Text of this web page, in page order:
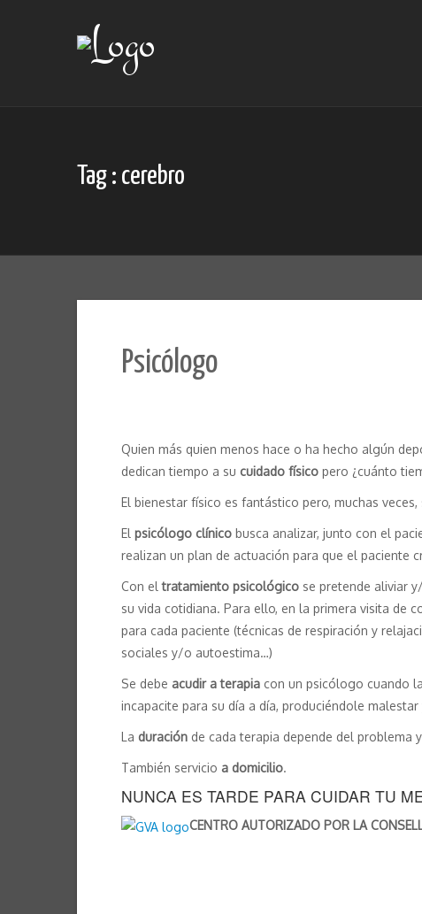
Tag : cerebro
Psicólogo
Quien más quien menos hace o ha hecho algún
dedican tiempo a su cuidado físico pero ¿cuánto
El bienestar físico es fantástico pero, muchas
El psicólogo clínico busca analizar, junto con el
realizan un plan de actuación para que el paciente
Con eltratamiento psicológico se pretende aliviar
su vida cotidiana. Para ello, en la primera visita de
para cada paciente (técnicas de respiración y
sociales y/o autoestima…)
Se debe acudir a terapia con un psicólogo cuando
incapacite para su día a día, produciéndole
La duración de cada terapia depende del problema
También servicio a domicilio.
NUNCA ES TARDE PARA CUIDAR TU
CENTRO AUTORIZADO POR LA